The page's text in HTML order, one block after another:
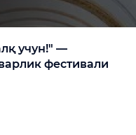
учун!" —
фестивали